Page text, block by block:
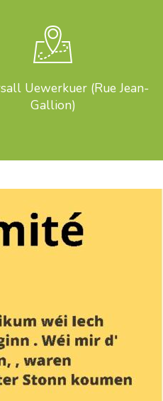
Uewerkuer (Rue Jean-
Gallion)